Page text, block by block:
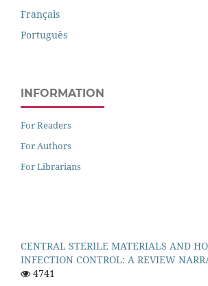
Français
Português
INFORMATION
For Readers
For Authors
For Librarians
CENTRAL STERILE MATERIALS AND
INFECTION CONTROL: A REVIEW
4741